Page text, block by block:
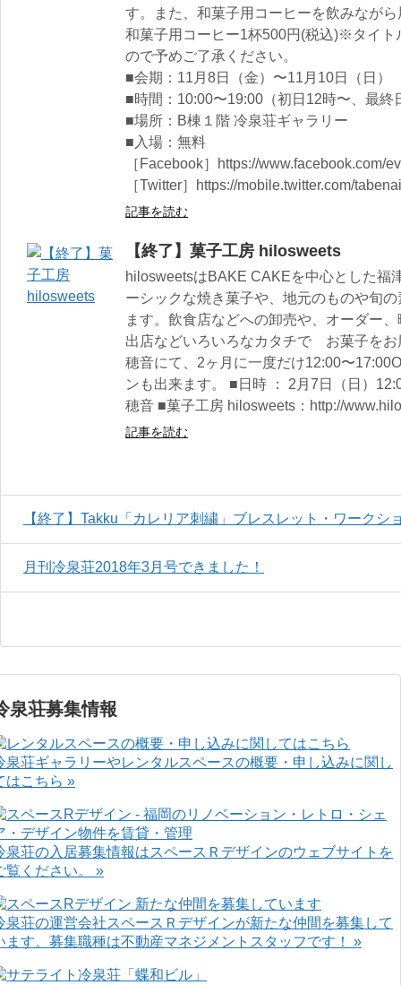
す。また、和菓子用コーヒーを飲みなが
和菓子用コーヒー1杯500円(税込)※タイト
ので予めご了承ください。
■会期：11月8日（金）〜11月10日（日）
■時間：10:00〜19:00（初日12時〜、最終
■場所：B棟１階 冷泉荘ギャラリー
■入場：無料
［Facebook］https://www.facebook.com/
［Twitter］https://mobile.twitter.com/
記事を読む
【終了】菓子工房 hilosweets
hilosweetsはBAKE CAKEを中心とした福
ーシックな焼き菓子や、地元のものや旬
ます。飲食店などへの卸売や、オーダー
出店などいろいろなカタチで お菓子をお
穂音にて、2ヶ月に一度だけ12:00〜
ンも出来ます。 ■日時 ： 2月7日（日）
穂音 ■菓子工房 hilosweets：http://
記事を読む
【終了】Takku「カレリア刺繍」ブレスレット・ワークシ
月刊冷泉荘2018年3月号できました！
泉荘募集情報
泉荘ギャラリーやレンタルスペースの概要・申し込みに関し
はこちら »
泉荘の入居募集情報はスペースＲデザインのウェブサイトを
覧ください。 »
泉荘の運営会社スペースＲデザインが新たな仲間を募集して
ます。募集職種は不動産マネジメントスタッフです！ »